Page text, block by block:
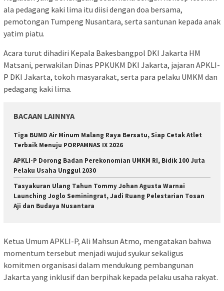
ala pedagang kaki lima itu diisi dengan doa bersama,
pemotongan Tumpeng Nusantara, serta santunan kepada anak
yatim piatu.
Acara turut dihadiri Kepala Bakesbangpol DKI Jakarta HM
Matsani, perwakilan Dinas PPKUKM DKI Jakarta, jajaran APKLI-
P DKI Jakarta, tokoh masyarakat, serta para pelaku UMKM dan
pedagang kaki lima.
BACAAN LAINNYA
Tiga BUMD Air Minum Malang Raya Bersatu, Siap Cetak Atlet
Terbaik Menuju PORPAMNAS IX 2026
APKLI-P Dorong Badan Perekonomian UMKM RI, Bidik 100 Juta
Pelaku Usaha Unggul 2030
Tasyakuran Ulang Tahun Tommy Johan Agusta Warnai
Launching Joglo Seminingrat, Jadi Ruang Pelestarian Tosan
Aji dan Budaya Nusantara
Ketua Umum APKLI-P, Ali Mahsun Atmo, mengatakan bahwa
momentum tersebut menjadi wujud syukur sekaligus
komitmen organisasi dalam mendukung pembangunan
Jakarta yang inklusif dan berpihak kepada pelaku usaha rakyat.